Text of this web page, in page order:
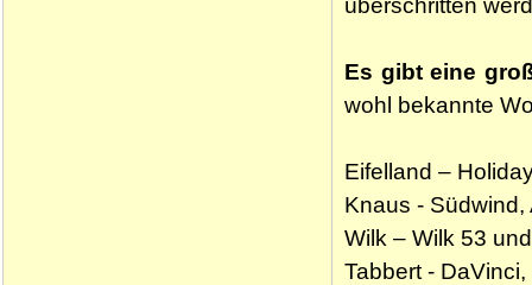
Es gibt eine
wohl bekannte
Eifelland –
Knaus - Südwind,
Wilk – Wilk 53
Tabbert -